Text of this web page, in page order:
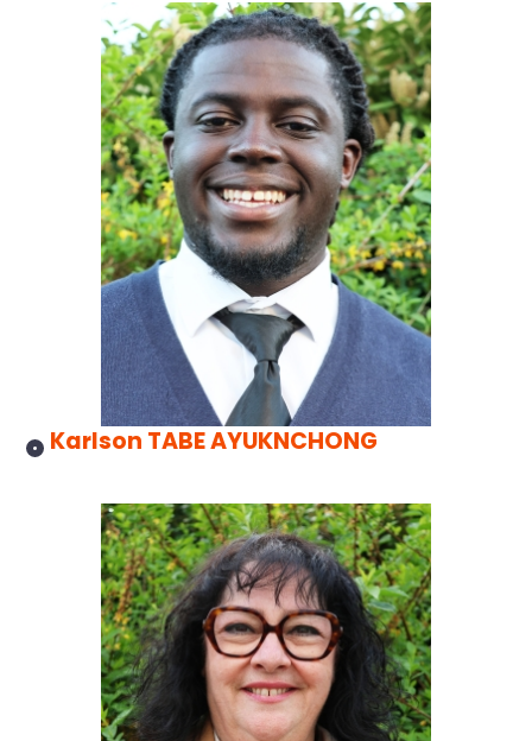
Karlson TABE AYUKNCHONG